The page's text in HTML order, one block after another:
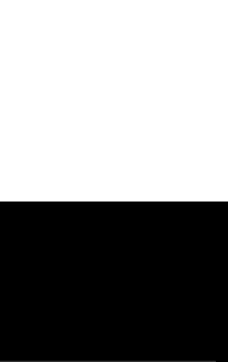
starych reptilian